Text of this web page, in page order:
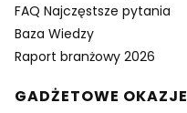
FAQ Najczęstsze pytania
Baza Wiedzy
Raport branżowy 2026
GADŻETOWE OKAZJE